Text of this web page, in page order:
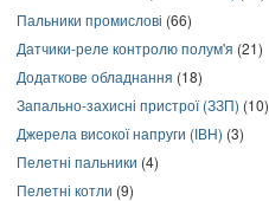
Пальники промислові (66)
Датчики-реле контролю полум'я (21)
Додаткове обладнання (18)
Запально-захисні пристрої (ЗЗП) (10)
Джерела високої напруги (ІВН) (3)
Пелетні пальники (4)
Пелетні котли (9)